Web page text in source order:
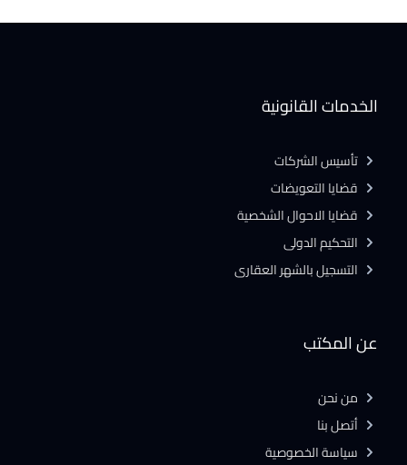
عن المكتب
من نحن
أتصل بنا
سياسة الخصوصية
الخدمات القانونية
تأسيس الشركات
قضايا التعويضات
قضايا الاحوال الشخصية
التحكيم الدولى
التسجيل بالشهر العقارى